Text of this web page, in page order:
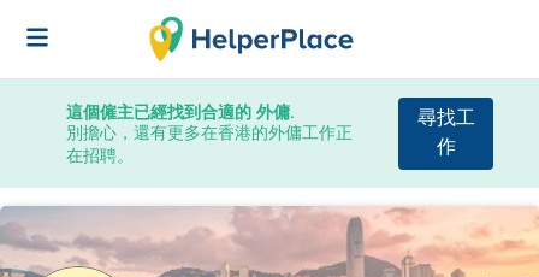
這個僱主已經找到合適的 外傭.
別擔心，還有更多在香港的外傭工作正
在招聘。
尋找工
作